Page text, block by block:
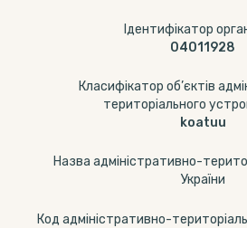
Ідентифікатор
04011928
Класифікатор об’єктів
територіального
koatuu
Назва адміністративно-
України
Код адміністративно-